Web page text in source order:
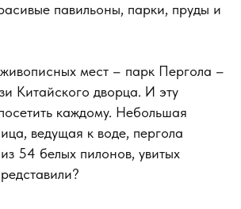
павильоны, парки, пруды и
мест – парк Пергола –
Китайского дворца. И эту
каждому. Небольшая
ведущая к воде, пергола
54 белых пилонов, увитых